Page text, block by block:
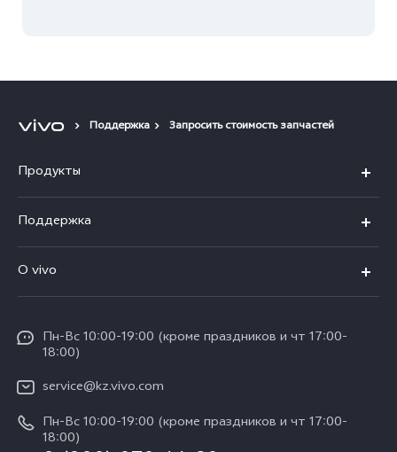
Поддержка Запросить стоимость запчастей
Продукты
V40
V30 5G
Y100
Y28
Y18
Поддержка
Сервисные центры
Funtouch OS
IMEI аутентификация
Обновление системы
Запрос хода ремонта
O vivo
Пресс-центр
Карьера в vivo
Юридическая информация
Пн-Вс 10:00-19:00 (кроме праздников и чт 17:00-
18:00)
service@kz.vivo.com
Пн-Вс 10:00-19:00 (кроме праздников и чт 17:00-
18:00)